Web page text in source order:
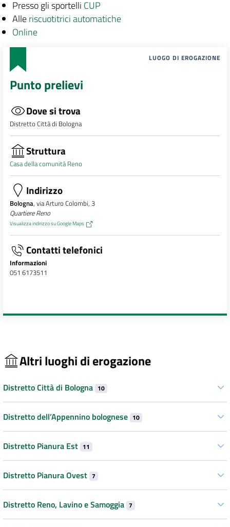
Presso gli sportelli CUP
Alleriscuotitrici automatiche
Online
LUOGO DI EROGAZIONE
Punto prelievi
Dove si trova
Distretto Città di Bologna
Struttura
Casa della comunità Reno
Indirizzo
Bologna, via Arturo Colombi, 3
Quartiere Reno
Visualizza indirizzo su Google Maps
Contatti telefonici
Informazioni
051 6173511
Altri luoghi di erogazione
Distretto Città di Bologna 10
Distretto dell’Appennino bolognese 10
Distretto Pianura Est 11
Distretto Pianura Ovest 7
Distretto Reno, Lavino e Samoggia 7